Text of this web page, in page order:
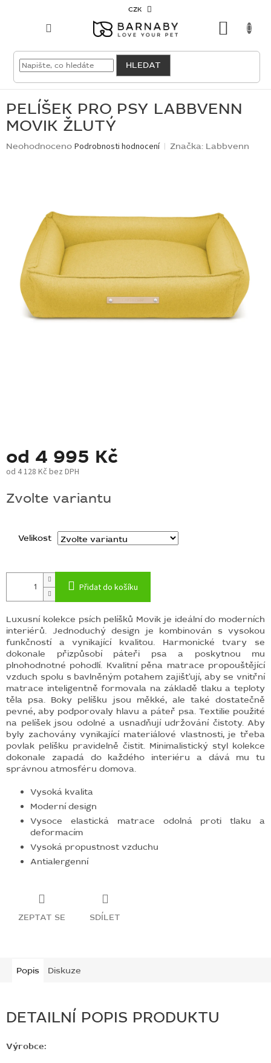
CZK
HLEDAT
VELKOODBĚRATEL
PSY
KOČKY
NOVINKY
OUTLET
SKLADOVKY
BLOG
BARNABY
PELÍŠEK PRO PSY LABBVENN
MOVIK ŽLUTÝ
Průměrné
hvězdiček.
Neohodnoceno Podrobnosti hodnocení Značka: Labbvenn
od 4 995 Kč
od 4 128 Kč bez DPH
cena:
Zvolte variantu
Velikost
Přidat do košíku
Luxusní kolekce psích pelíšků Movik je ideální do moderních
interiérů. Jednoduchý design je kombinován s vysokou
funkčností a vynikající kvalitou.
Harmonické tvary se
dokonale přizpůsobí páteři psaa poskytnou mu
plnohodnotné pohodlí. Kvalitní pěna matrace propouštějící
vzduch spolu s bavlněným potahem zajišťují, aby se vnitřní
matrace inteligentně formovala na základě tlaku a teploty
těla psa. Boky pelíšku jsou měkké, ale také dostatečně
pevné, aby podporovaly hlavu a páteř psa. Textilie použité
na pelíšek jsou odolné a usnadňují udržování čistoty. Aby
byly zachovány vynikající materiálové vlastnosti, je třeba
povlak pelíšku pravidelně čistit. Minimalistický styl kolekce
dokonale zapadá do každého interiéru a dává mu tu
správnou atmosféru domova.
Vysoká kvalita
Moderní design
Vysoce elastická matrace odolná proti tlaku a
deformacím
Vysoká propustnost vzduchu
Antialergenní
ZEPTAT SE SDÍLET
Popis Diskuze
DETAILNÍ POPIS PRODUKTU
Výrobce: